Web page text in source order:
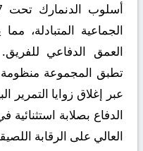
أسلوب الدنمارك تحت 17:
الجماعية المتبادلة،
العمق الدفاعي
تطبق المجموعة منظومة
عبر إغلاق زوايا التمرير
الدفاع بصلابة
العالي على الرقابة